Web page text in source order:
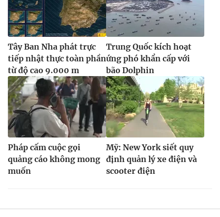
Tây Ban Nha phát trực
tiếp nhật thực toàn phần
từ độ cao 9.000 m
Trung Quốc kích hoạt
ứng phó khẩn cấp với
bão Dolphin
Pháp cấm cuộc gọi
quảng cáo không mong
muốn
Mỹ: New York siết quy
định quản lý xe điện và
scooter điện